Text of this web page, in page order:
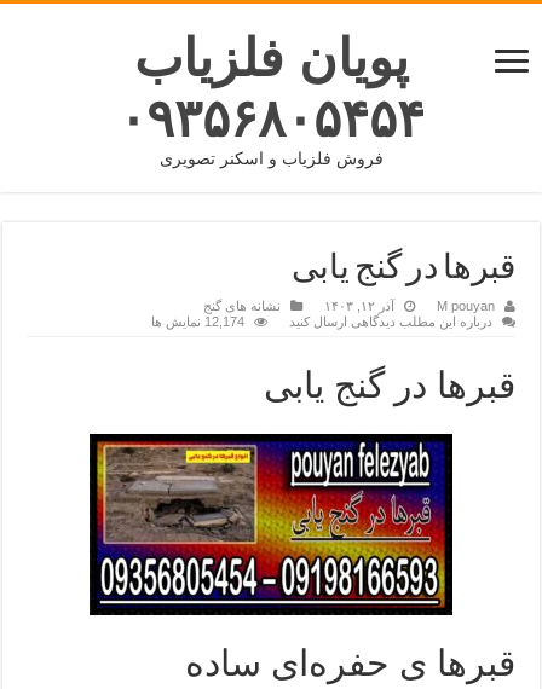
پویان فلزیاب
۰۹۳۵۶۸۰۵۴۵۴
فروش فلزیاب و اسکنر تصویری
قبرها در گنج یابی
M pouyan آذر ۱۲, ۱۴۰۳
نشانه های گنج
درباره این مطلب دیدگاهی ارسال کنید
12,174 نمایش ها
قبرها در گنج یابی
قبرها ی حفره‌ای ساده